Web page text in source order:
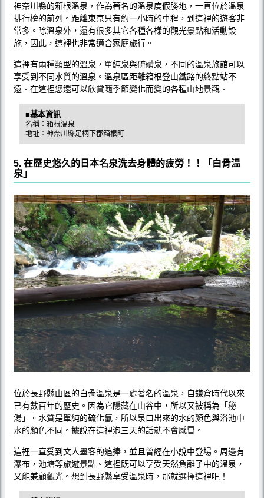
神奈川縣的箱根溫泉，作為著名的溫泉度假勝地，一直位於溫泉
排行榜的前列。距離東京只有約一小時的車程，到這裡的遊客非
常多。除溫泉外，還有很多其它各種各樣的觀光景點和活動設
施，因此，這裡也非常適合家庭旅行。
這裡有兩種類型的溫泉，單純泉與硫磺泉，不同的溫泉旅館可以
享受到不同水質的溫泉。溫泉區距離箱根登山鐵路的終點站不
遠。在這裡您還可以欣賞隨季節變化而變的各種山地景觀。
■基本資訊
名稱：箱根温泉
地址：神奈川縣足柄下郡箱根町
5. 在歴史悠久的日本名泉洗去身體的疲勞！！「白骨温
泉」
位於長野縣山區的白骨溫泉是一處著名的溫泉，自鎌倉時代以來
已有數百年的歷史。因為它隱藏在山谷中，所以又被稱為「秘
湯」。水質是單純的硫化氫，所以泉口出來的水的顏色與浴池中
水的顏色不同。據說在這裡泡三天的話就不會感冒。
這裡一直受到文人墨客的追捧，並且曾經在小說中登場。周邊有
瀑布，池塘等旅遊景點。這裡既可以享受天然負離子中的溫泉，
又能兼顧觀光。想到長野縣享受溫泉時，那就選擇這裡吧！